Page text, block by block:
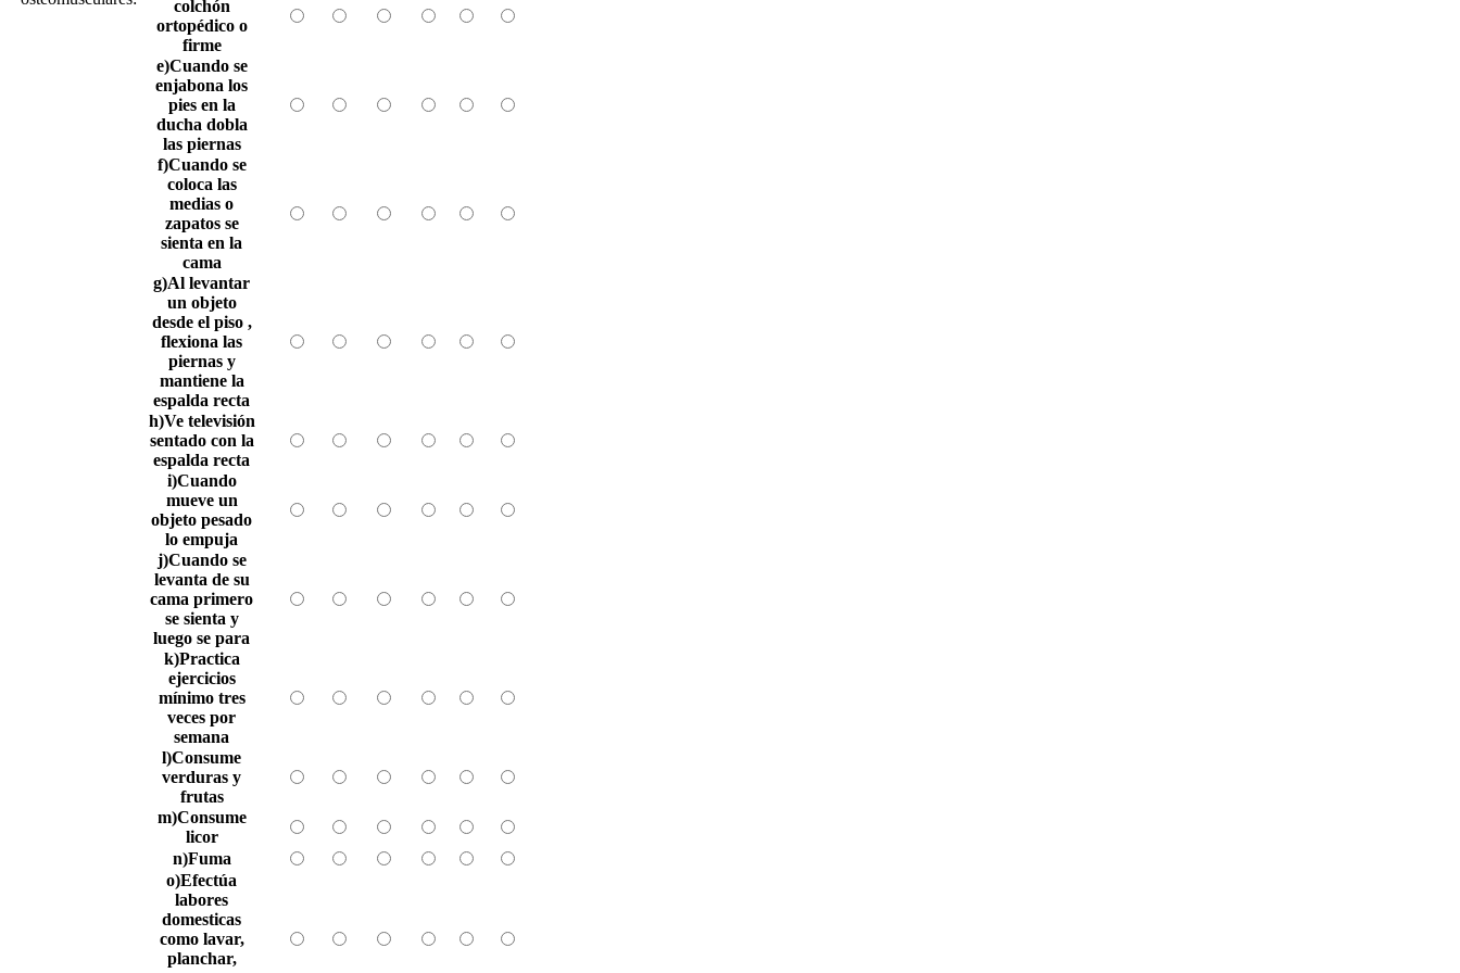
colchón
ortopédico o
firme
e)Cuando se
enjabona los
pies en la
ducha dobla
las piernas
f)Cuando se
coloca las
medias o
zapatos se
sienta en la
cama
g)Al levantar
un objeto
desde el piso ,
flexiona las
piernas y
mantiene la
espalda recta
h)Ve televisión
sentado con la
espalda recta
i)Cuando
mueve un
objeto pesado
lo empuja
j)Cuando se
levanta de su
cama primero
se sienta y
luego se para
k)Practica
ejercicios
mínimo tres
veces por
semana
l)Consume
verduras y
frutas
m)Consume
licor
n)Fuma
o)Efectúa
labores
domesticas
como lavar,
planchar,